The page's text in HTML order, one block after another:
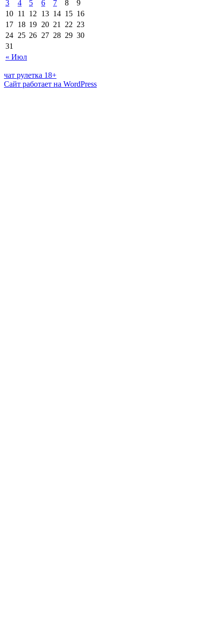
« Июл
3 4 5 6 7 8
9
10 11 12 13 14 15 16
17 18 19 20 21 22 23
24 25 26 27 28 29 30
31
чат рулетка 18+
Сайт работает на WordPress